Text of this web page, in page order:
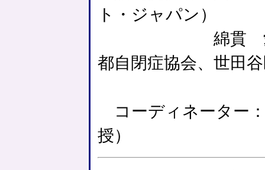
ト・ジャパン）
綿貫 愛子（当
都自閉症協会、世田
コーディネーター
授）